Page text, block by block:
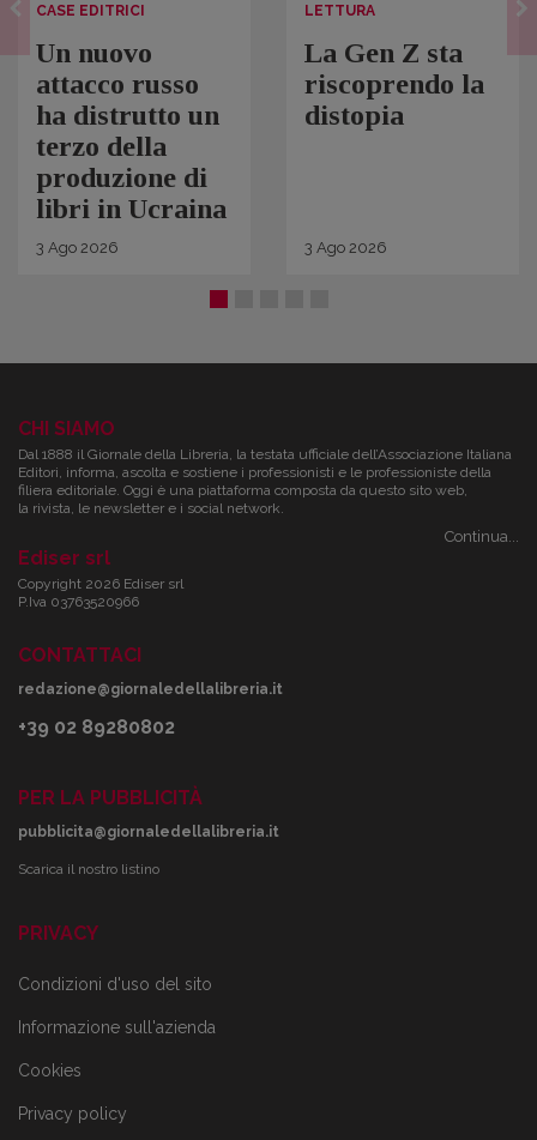
CASE EDITRICI
Un nuovo
attacco russo
ha distrutto un
terzo della
produzione di
libri in Ucraina
3 Ago 2026
LETTURA
La Gen Z sta
riscoprendo la
distopia
3 Ago 2026
CHI SIAMO
Dal 1888 il Giornale della Libreria, la testata ufficiale dell’Associazione Italiana
Editori, informa, ascolta e sostiene i professionisti e le professioniste della
filiera editoriale. Oggi è una piattaforma composta da questo sito web,
la rivista, le newsletter e i social network.
Continua...
Ediser srl
Copyright 2026 Ediser srl
P.Iva 03763520966
CONTATTACI
redazione@giornaledellalibreria.it
+39 02 89280802
PER LA PUBBLICITÀ
pubblicita@giornaledellalibreria.it
Scarica il nostro listino
PRIVACY
Condizioni d'uso del sito
Informazione sull'azienda
Cookies
Privacy policy